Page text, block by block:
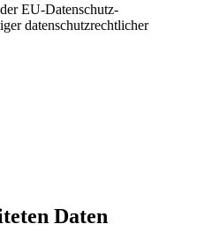
EU-Datenschutz-
datenschutzrechtlicher
Daten